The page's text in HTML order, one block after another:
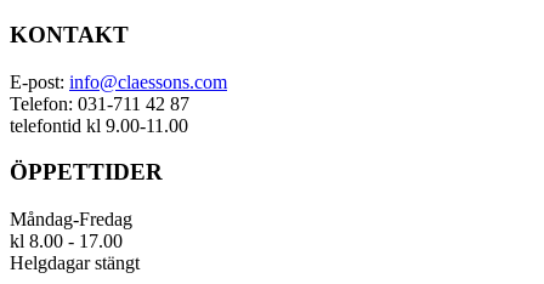
KONTAKT
E-post: info@claessons.com
Telefon: 031-711 42 87
telefontid kl 9.00-11.00
ÖPPETTIDER
Måndag-Fredag
kl 8.00 - 17.00
Helgdagar stängt